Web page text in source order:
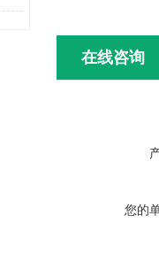
在线咨询
您的